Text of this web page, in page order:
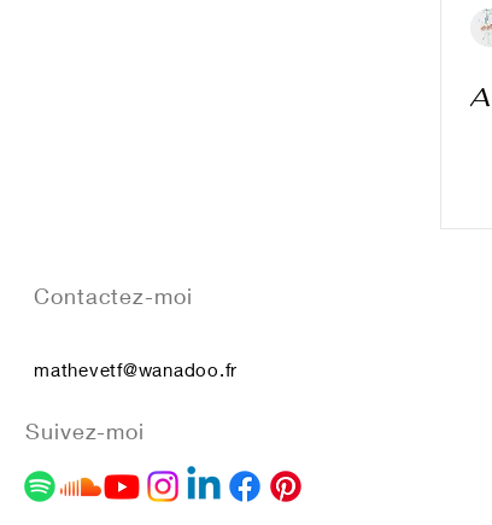
Contactez-moi
mathevetf@wanadoo.fr
Suivez-moi